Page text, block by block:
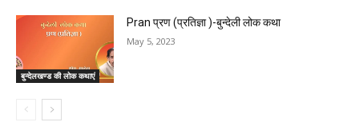
बुन्देलखण्ड की लोक कथाएं
Pran प्रण (प्रतिज्ञा )-बुन्देली लोक कथा
May 5, 2023